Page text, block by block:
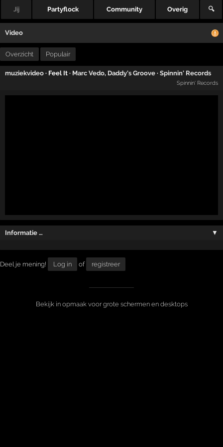
Jij Partyflock Community Overig 🔍
Video
Overzicht Populair
muziekvideo · Feel It · Marc Vedo, Daddy's Groove ·Spinnin' Records
Spinnin' Records
Informatie … ▼
Deel je mening! Log in of registreer
Bekijk in opmaak voor grote schermen en desktops